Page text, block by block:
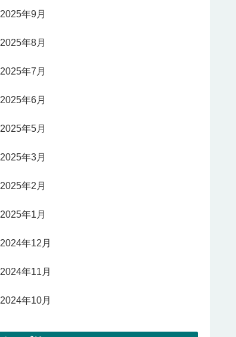
2025年9月
2025年8月
2025年7月
2025年6月
2025年5月
2025年3月
2025年2月
2025年1月
2024年12月
2024年11月
2024年10月